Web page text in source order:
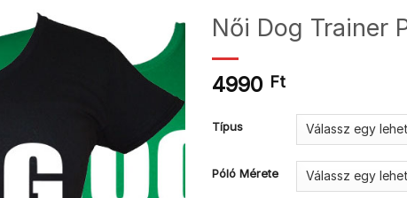
Női Dog Trainer
4990 Ft
Típus
Póló Mérete